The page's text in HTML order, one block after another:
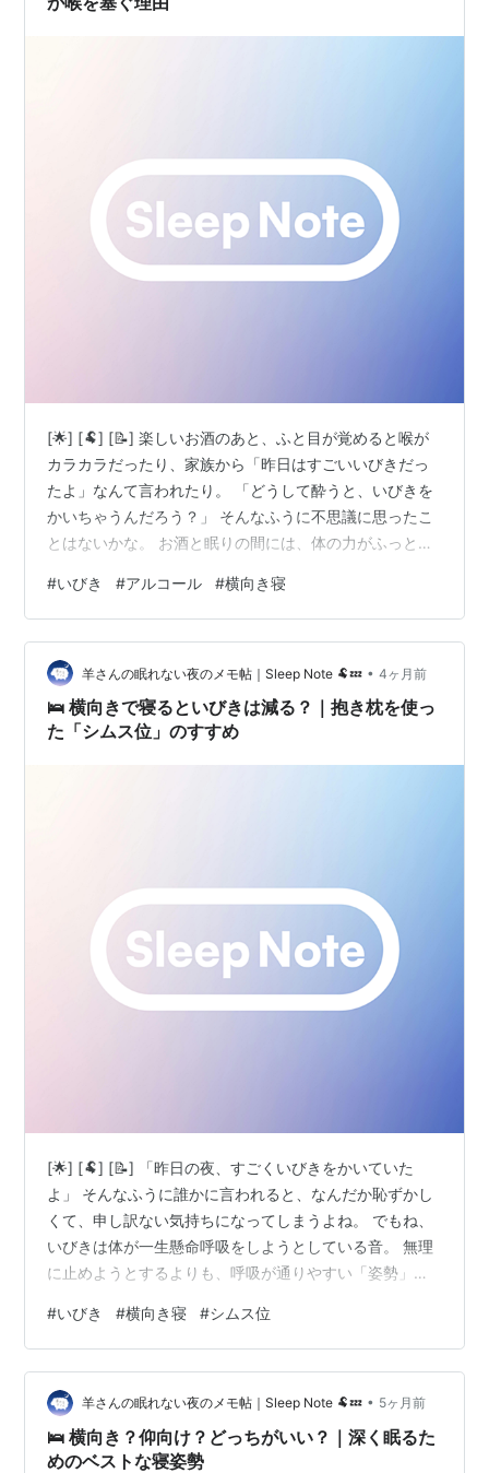
[🌟] [🐏] [📝] 楽しいお酒のあと、ふと目が覚めると喉が
カラカラだったり、家族から「昨日はすごいいびきだっ
たよ」なんて言われたり。 「どうして酔うと、いびきを
かいちゃうんだろう？」 そんなふうに不思議に思ったこ
とはないかな。 お酒と眠りの間には、体の力がふっと抜
んだ。 今日はその仕組みと、心地よく眠るためのヒント
を羊さんがそっとメモしてきたよ。 [/📝] [🌙] お酒を飲む
と、なぜいびきをかくの？🍺 気道を支える力が、ふわり
と緩むから 喉の奥で起きている「舌根沈下」👅 舌が重力
で落ち込んでしまうメカニズム お酒と上手に付き合う、
眠りの…
#いびき #アルコール #横向き寝
羊さんの眠れない夜のメモ帖｜Sleep Note 🐏💤 • 4ヶ月前
🛌 横向きで寝るといびきは減る？｜抱き枕を使っ
た「シムス位」のすすめ
[🌟] [🐏] [📝] 「昨日の夜、すごくいびきをかいていた
よ」 そんなふうに誰かに言われると、なんだか恥ずかし
くて、申し訳ない気持ちになってしまうよね。 でもね、
いびきは体が一生懸命呼吸をしようとしている音。 無理
に止めようとするよりも、呼吸が通りやすい「姿勢」を
すすめする「横向き寝」と「シムス位」についてメモし
てきたよ。 [/📝] [🌙] いびきは体からのSOSサイン？📢
呼吸の通り道が狭くなっている合図 重力で落ち込む
「舌」がいびきの正体👅 なぜ「仰向け」だと音が鳴る
の？ 医療現場も認める気道確保術「横向き寝」🛌 抱き枕
を使った「シムス…
#いびき #横向き寝 #シムス位
羊さんの眠れない夜のメモ帖｜Sleep Note 🐏💤 • 5ヶ月前
🛌 横向き？仰向け？どっちがいい？｜深く眠るた
めのベストな寝姿勢